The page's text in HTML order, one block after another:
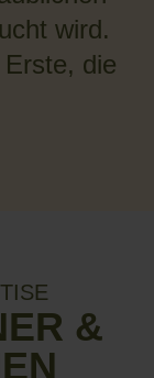
wird.
die
&